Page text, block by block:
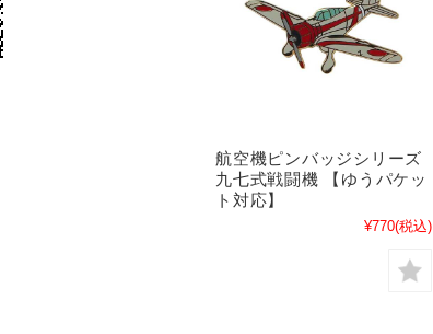
航空機ピンバッジシリーズ
九七式戦闘機 【ゆうパケッ
ト対応】
¥770(税込)